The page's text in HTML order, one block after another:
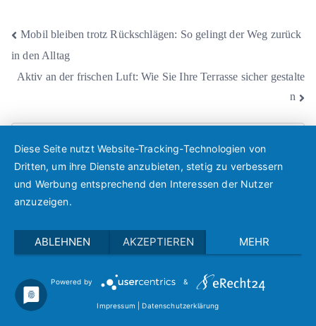
Beitragsnavigation
Mobil bleiben trotz Rückschlägen: So gelingt der Weg zurück
in den Alltag
Aktiv an der frischen Luft: Wie Sie Ihre Terrasse sicher gestalte
n
Neueste Beiträge
Aktiv an der frischen Luft: Wie Sie Ihre Terrasse sicher
gestalten
Wenn Entscheidungen schwerfallen: Wie Sie Ihre Wünsche für
später klar regeln
Diese Seite nutzt Website-Tracking-Technologien von
Dritten, um ihre Dienste anzubieten, stetig zu verbessern
und Werbung entsprechend den Interessen der Nutzer
anzuzeigen.
ABLEHNEN AKZEPTIEREN MEHR
Powered by &
Impressum Datenschutzerklärung